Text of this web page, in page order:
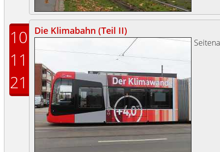
10
11
21
Die Klimabahn (Teil II)